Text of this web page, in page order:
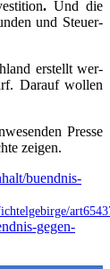
.Und die
und Steu­er­
erstellt wer­
Dar­auf wol­len
Pres­se
zeigen.
buendnis-
gegen-